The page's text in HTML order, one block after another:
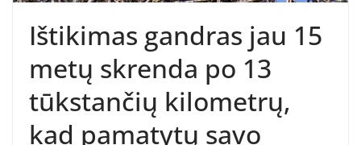
Ištikimas gandras jau 15
metų skrenda po 13
tūkstančių kilometrų,
kad pamatytų savo